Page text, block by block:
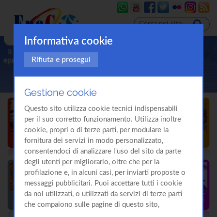
Informativa cookie
Rifiuta e prosegui
Gestione cookie
Questo sito utilizza cookie tecnici indispensabili
per il suo corretto funzionamento. Utilizza inoltre
cookie, propri o di terze parti, per modulare la
fornitura dei servizi in modo personalizzato,
consentendoci di analizzare l'uso del sito da parte
degli utenti per migliorarlo, oltre che per la
profilazione e, in alcuni casi, per inviarti proposte o
messaggi pubblicitari. Puoi accettare tutti i cookie
da noi utilizzati, o utilizzati da servizi di terze parti
che compaiono sulle pagine di questo sito,
premendo il pulsante "Accetta tutti i cookie"